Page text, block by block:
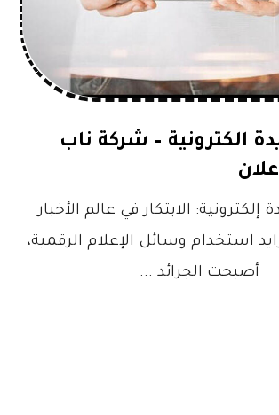
الكترونية – شركة ناب
الابتكار في عالم الأخبار
استخدام وسائل الإعلام الرقمية،
أصبحت الجرائد ...